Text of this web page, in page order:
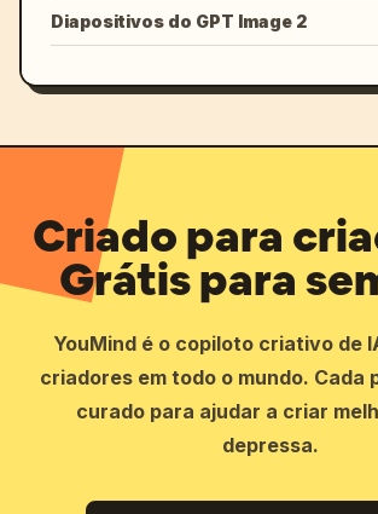
Diapositivos do GPT Image 2
Criado para
Grátis para
YouMind é o copiloto criativo de
criadores em todo o mundo. Cada
curado para ajudar a criar
depressa.